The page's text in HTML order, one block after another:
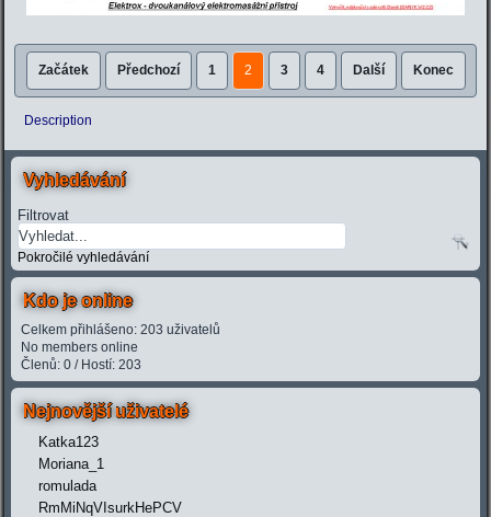
Začátek Předchozí 1 2 3 4 Další Konec
Description
Vyhledávání
Filtrovat
Pokročilé vyhledávání
Kdo je online
Celkem přihlášeno: 203 uživatelů
No members online
Členů: 0 / Hostí: 203
Nejnovější uživatelé
Katka123
Moriana_1
romulada
RmMiNqVIsurkHePCV